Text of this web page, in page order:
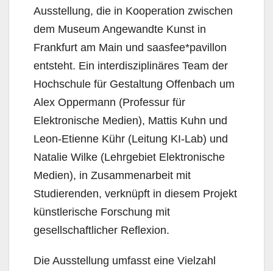
Ausstellung, die in Kooperation zwischen
dem Museum Angewandte Kunst in
Frankfurt am Main und saasfee*pavillon
entsteht. Ein interdisziplinäres Team der
Hochschule für Gestaltung Offenbach um
Alex Oppermann (Professur für
Elektronische Medien), Mattis Kuhn und
Leon-Etienne Kühr (Leitung KI-Lab) und
Natalie Wilke (Lehrgebiet Elektronische
Medien), in Zusammenarbeit mit
Studierenden, verknüpft in diesem Projekt
künstlerische Forschung mit
gesellschaftlicher Reflexion.
Die Ausstellung umfasst eine Vielzahl